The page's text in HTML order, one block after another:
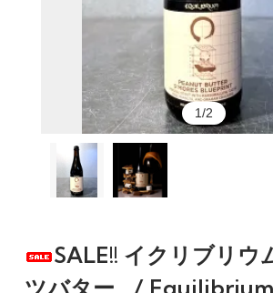
1/2
SALE!! イクリブリウ
ツバター... /